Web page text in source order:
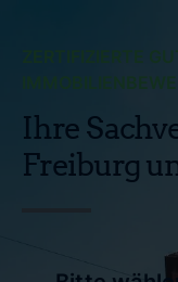
ZERTIFIZIERTE
Ihre
Freiburg